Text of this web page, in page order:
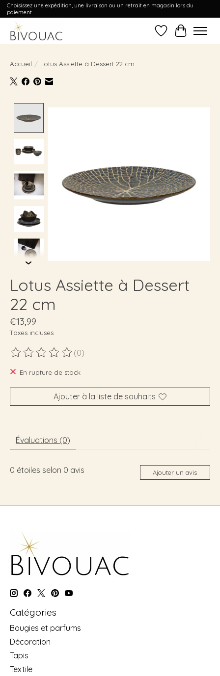
Choisissez une expédition, une livraison ou un retrait en magasin lors du
paiement
Liste dePanier
Accueil / Lotus Assiette à Dessert 22 cm
Product image slideshow Items
Lotus Assiette à Dessert
22 cm
€13,99
Taxes incluses
Ce produit est évalué à
(0)
En rupture de stock
Ajouter à la liste de souhaits
Évaluations (0)
0 étoiles selon 0 avis Ajouter un avis
Catégories
Bougies et parfums
Décoration
Tapis
Textile